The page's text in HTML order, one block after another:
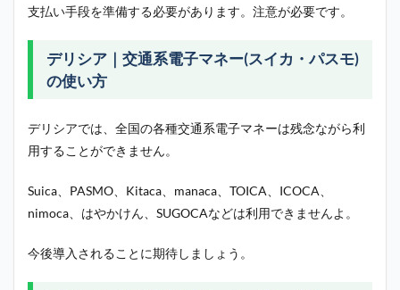
支払い手段を準備する必要があります。注意が必要です。
デリシア｜交通系電子マネー(スイカ・パスモ)
の使い方
デリシアでは、全国の各種交通系電子マネーは残念ながら利
用することができません。
Suica、PASMO、Kitaca、manaca、TOICA、ICOCA、
nimoca、はやかけん、SUGOCAなどは利用できませんよ。
今後導入されることに期待しましょう。